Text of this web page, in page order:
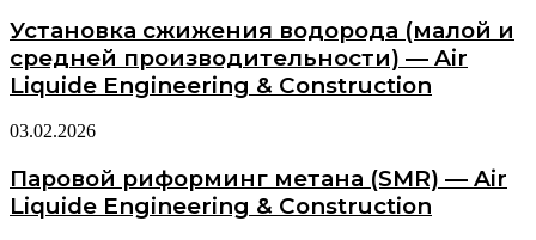
Установка сжижения водорода (малой и
средней производительности) — Air
Liquide Engineering & Construction
03.02.2026
Паровой риформинг метана (SMR) — Air
Liquide Engineering & Construction